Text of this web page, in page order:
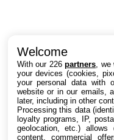
Intéressant ?
Welcome
With our 226partners ,
your devices (cookies,
your personal data with
website or in our emails,
later, including in other
Processing this data
loyalty programs, IP,
geolocation, etc.) allows
content, commercial